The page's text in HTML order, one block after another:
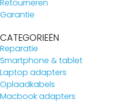
Retourneren
Garantie
CATEGORIEËN
Reparatie
Smartphone & tablet
Laptop adapters
Oplaadkabels
Macbook adapters